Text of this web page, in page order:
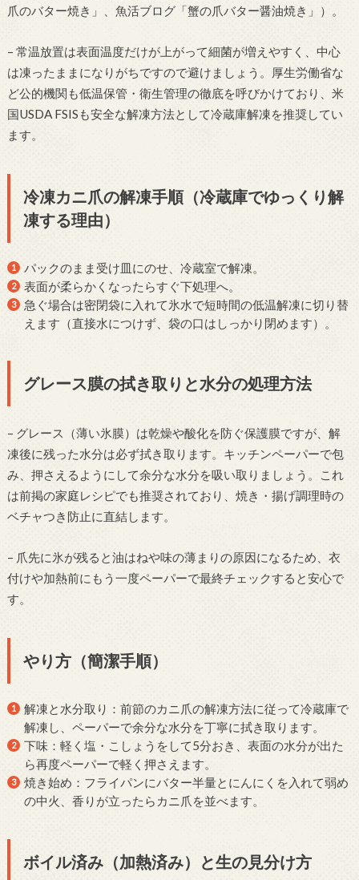
爪のバター焼き」、魚活ブログ「蟹の爪バター醤油焼き」）。
– 常温放置は表面温度だけが上がって細菌が増えやすく、中心
は凍ったままになりがちですので避けましょう。厚生労働省な
ど公的機関も低温保管・衛生管理の徹底を呼びかけており、米
国USDA FSISも安全な解凍方法として冷蔵庫解凍を推奨してい
ます。
冷凍カニ爪の解凍手順（冷蔵庫でゆっくり解
凍する理由）
パックのまま受け皿にのせ、冷蔵室で解凍。
表面が柔らかくなったらすぐ下処理へ。
急ぐ場合は密閉袋に入れて氷水で短時間の低温解凍に切り替
えます（直接水につけず、袋の口はしっかり閉めます）。
グレース膜の拭き取りと水分の処理方法
– グレース（薄い氷膜）は乾燥や酸化を防ぐ保護膜ですが、解
凍後に残った水分は必ず拭き取ります。キッチンペーパーで包
み、押さえるようにして余分な水分を吸い取りましょう。これ
は前掲の家庭レシピでも推奨されており、焼き・揚げ調理時の
ベチャつき防止に直結します。
– 爪先に氷が残ると油はねや味の薄まりの原因になるため、衣
付けや加熱前にもう一度ペーパーで最終チェックすると安心で
す。
やり方（簡潔手順）
解凍と水分取り：前節のカニ爪の解凍方法に従って冷蔵庫で
解凍し、ペーパーで余分な水分を丁寧に拭き取ります。
下味：軽く塩・こしょうをして5分おき、表面の水分が出た
ら再度ペーパーで軽く押さえます。
焼き始め：フライパンにバター半量とにんにくを入れて弱め
の中火、香りが立ったらカニ爪を並べます。
ボイル済み（加熱済み）と生の見分け方